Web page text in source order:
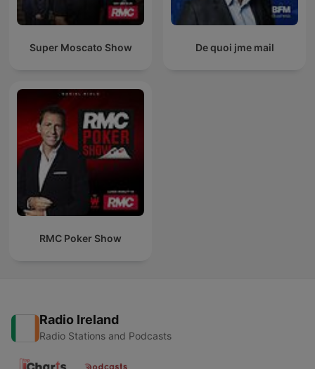
Super Moscato Show De quoi jme mail
RMC Poker Show
Radio Ireland
Radio Stations and Podcasts